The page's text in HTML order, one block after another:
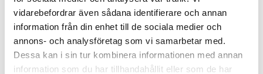
vidarebefordrar även sådana identifierare och annan
information från din enhet till de sociala medier och
annons- och analysföretag som vi samarbetar med.
Dessa kan i sin tur kombinera informationen med annan
information som du har tillhandahållit eller som de har